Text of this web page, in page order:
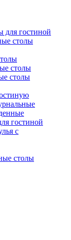
для гостиной
столы
столы
столы
гостиной
с
столы